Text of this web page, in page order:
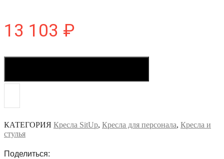
13 103 ₽
КАТЕГОРИЯ Кресла SitUp, Кресла для персонала, Кресла и
стулья
Поделиться: